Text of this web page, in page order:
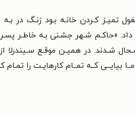
تمیـز کـردن خانـه بـود زنـگ در بـه
داد. «حاکـم شـهر جشـنی بـه خاطـر
شـدند. در همیـن موقـع سـیندرلا
بیایــی کــه تمــامکارهایـت را تمـام